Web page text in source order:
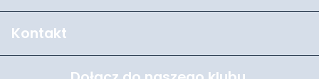
Kontakt